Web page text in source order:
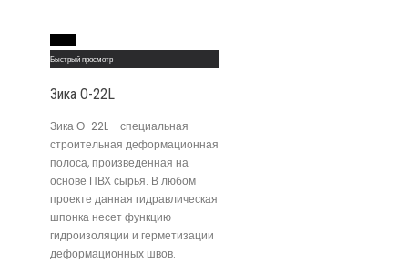
Быстрый просмотр
Зика О-22L
Зика О-22L - специальная
строительная деформационная
полоса, произведенная на
основе ПВХ сырья. В любом
проекте данная гидравлическая
шпонка несет функцию
гидроизоляции и герметизации
деформационных швов.